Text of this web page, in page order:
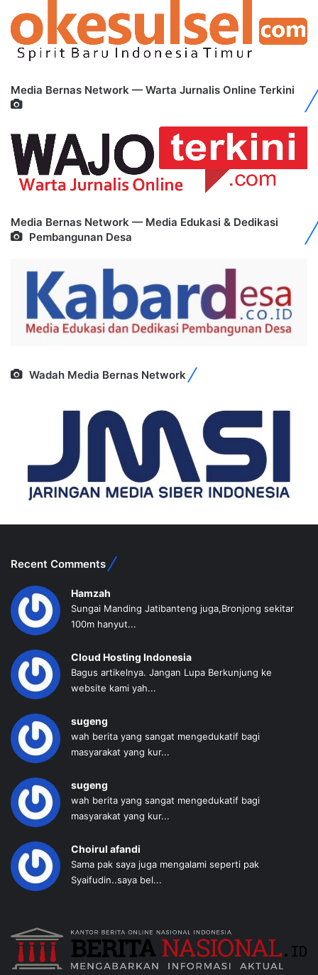
Media Bernas Network — Warta Jurnalis Online Terkini
Media Bernas Network — Media Edukasi & Dedikasi
Pembangunan Desa
Wadah Media Bernas Network
Recent Comments
Hamzah
Sungai Manding Jatibanteng juga,Bronjong sekitar
100m hanyut...
Cloud Hosting Indonesia
Bagus artikelnya. Jangan Lupa Berkunjung ke
website kami yah...
sugeng
wah berita yang sangat mengedukatif bagi
masyarakat yang kur...
sugeng
wah berita yang sangat mengedukatif bagi
masyarakat yang kur...
Choirul afandi
Sama pak saya juga mengalami seperti pak
Syaifudin..saya bel...